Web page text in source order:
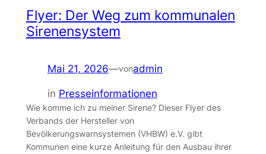
Flyer: Der Weg zum kommunalen
Sirenensystem
Mai 21, 2026—vonadmin
in Presseinformationen
Wie komme ich zu meiner Sirene? Dieser Flyer des
Verbands der Hersteller von
Bevölkerungswarnsystemen (VHBW) e.V. gibt
Kommunen eine kurze Anleitung für den Ausbau ihrer